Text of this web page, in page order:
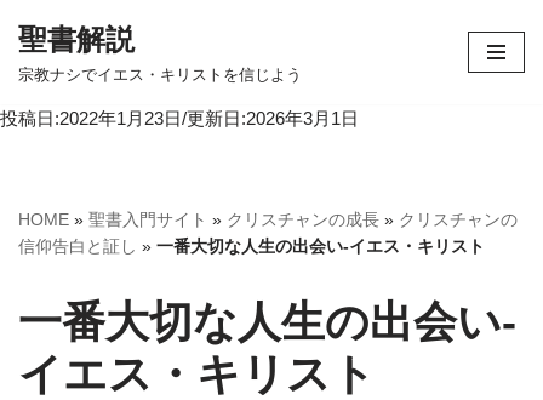
コ
テ
へ
ス
プ
聖書解説
宗教ナシでイエス・キリストを信じよう
投稿日:2022年1月23日/更新日:2026年3月1日
HOME » 聖書入門サイト » クリスチャンの成長 » クリスチャンの
信仰告白と証し » 一番大切な人生の出会い-イエス・キリスト
一番大切な人生の出会い-
イエス・キリスト